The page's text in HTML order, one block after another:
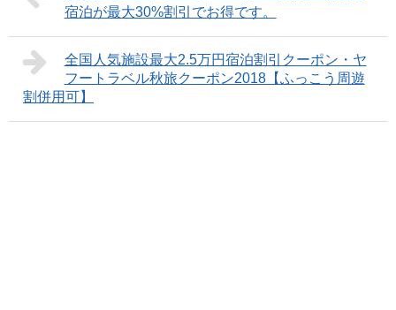
宿泊が最大30%割引でお得です。
全国人気施設最大2.5万円宿泊割引クーポン・ヤ
フートラベル秋旅クーポン2018【ふっこう周遊
割併用可】